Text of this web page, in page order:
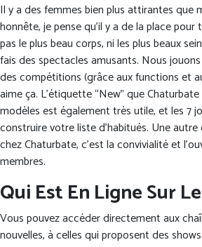
Il y a des femmes bien plus attirantes que
honnête, je pense qu’il y a de la place pour
pas le plus beau corps, ni les plus beaux
fais des spectacles amusants. Nous
des compétitions (grâce aux functions et
aime ça. L’étiquette “New” que
modèles est également très utile, et les 7
construire votre liste d’habitués. Une autre
chez Chaturbate, c’est la convivialité et
membres.
Qui Est En Ligne Sur
Vous pouvez accéder directement aux
nouvelles, à celles qui proposent des